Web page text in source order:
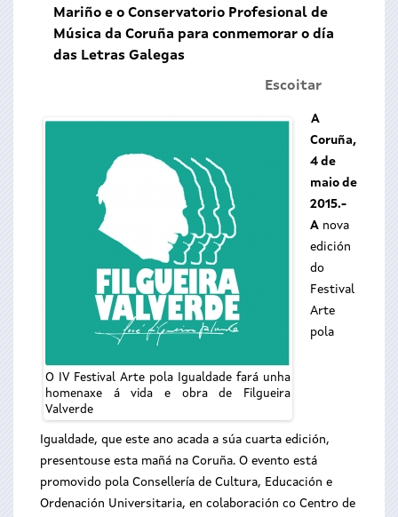
Mariño e o Conservatorio Profesional de
Música da Coruña para conmemorar o día
das Letras Galegas
Escoitar
O IV Festival Arte pola Igualdade fará unha
homenaxe á vida e obra de Filgueira
Valverde
A
Coruña,
4 de
maio de
2015.-
A nova
edición
do
Festival
Arte
pola
Igualdade, que este ano acada a súa cuarta edición,
presentouse esta mañá na Coruña. O evento está
promovido pola Consellería de Cultura, Educación e
Ordenación Universitaria, en colaboración co Centro de